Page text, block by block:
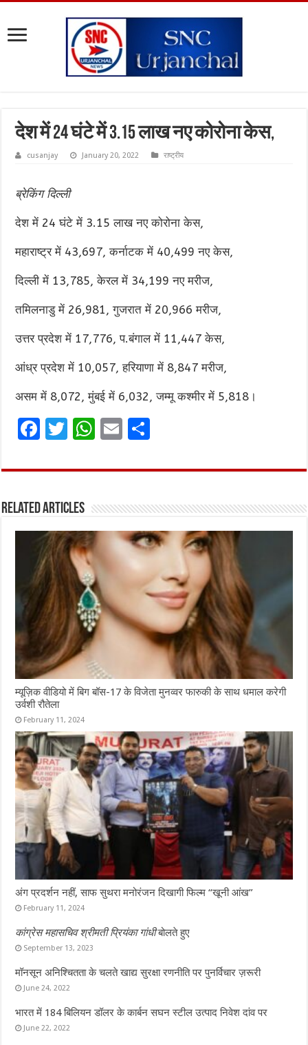
देश में 24 घंटे में 3.15 लाख नए कोरोना केस,
cusanjay January 20, 2022 राष्ट्रीय
ब्रेकिंग दिल्ली
देश में 24 घंटे में 3.15 लाख नए कोरोना केस,
महाराष्ट्र में 43,697, कर्नाटक में 40,499 नए केस,
दिल्ली में 13,785, केरल में 34,199 नए मरीज,
तमिलनाडु में 26,981, गुजरात में 20,966 मरीज,
उत्तर प्रदेश में 17,776, प.बंगाल में 11,447 केस,
आंध्र प्रदेश में 10,057, हरियाणा में 8,847 मरीज,
असम में 8,072, मुंबई में 6,032, जम्मू कश्मीर में 5,818।
F
ce
o
o
k
T
it
r
W
at
A
p
p
E
ai ar
Related Articles
म्यूज़िक वीडियो में बिग बॉस-17 के विजेता मुनव्वर फारुकी के साथ धमाल करेगी
उर्वशी रौतेला
February 11, 2024
अंग प्रदर्शन नहीं, साफ सुथरा मनोरंजन दिखागी फिल्म “खूनी आंख”
February 11, 2024
कांग्रेस महासचिव श्रीमती प्रियंका गांधीबोलते हुए
September 13, 2023
मॉनसून अनिश्चितता के चलते खाद्य सुरक्षा रणनीति पर पुनर्विचार ज़रूरी
June 24, 2022
भारत में 184 बिलियन डॉलर के कार्बन सघन स्टील उत्पाद निवेश दांव पर
June 22, 2022